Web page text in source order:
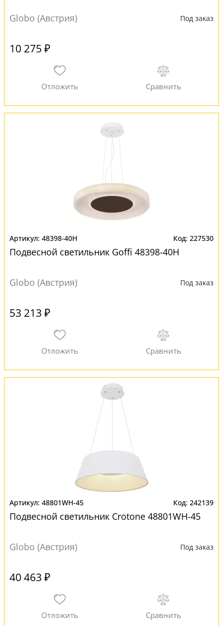
Globo (Австрия) Под заказ
10 275 ₽
48398-40H 227530
Подвесной светильник Goffi 48398-40H
Globo (Австрия) Под заказ
53 213 ₽
48801WH-45 242139
Подвесной светильник Crotone 48801WH-45
Globo (Австрия) Под заказ
40 463 ₽